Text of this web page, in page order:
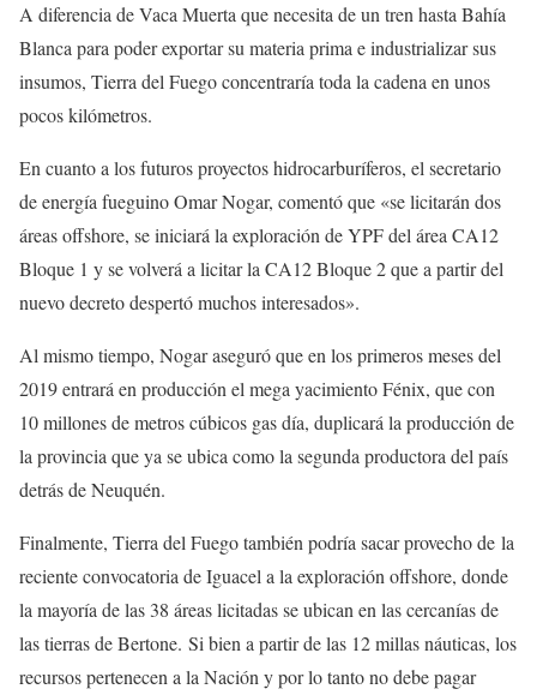
A diferencia de Vaca Muerta que necesita de un tren hasta Bahía
Blanca para poder exportar su materia prima e industrializar sus
insumos, Tierra del Fuego concentraría toda la cadena en unos
pocos kilómetros.
En cuanto a los futuros proyectos hidrocarburíferos, el secretario
de energía fueguino Omar Nogar, comentó que «se licitarán dos
áreas offshore, se iniciará la exploración de YPF del área CA12
Bloque 1 y se volverá a licitar la CA12 Bloque 2 que a partir del
nuevo decreto despertó muchos interesados».
Al mismo tiempo, Nogar aseguró que en los primeros meses del
2019 entrará en producción el mega yacimiento Fénix, que con
10 millones de metros cúbicos gas día, duplicará la producción de
la provincia que ya se ubica como la segunda productora del país
detrás de Neuquén.
Finalmente, Tierra del Fuego también podría sacar provecho de la
reciente convocatoria de Iguacel a la exploración offshore, donde
la mayoría de las 38 áreas licitadas se ubican en las cercanías de
las tierras de Bertone. Si bien a partir de las 12 millas náuticas, los
recursos pertenecen a la Nación y por lo tanto no debe pagar